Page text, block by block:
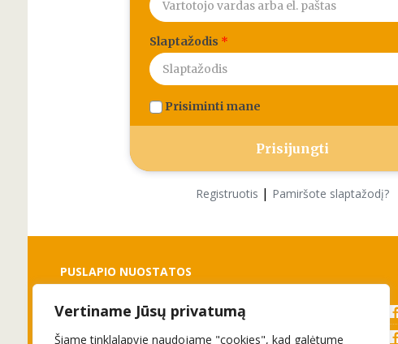
Vertiname Jūsų privatumą
Šiame tinklalapyje naudojame "cookies", kad galėtume
Slaptažodis *
Prisiminti mane
Registruotis | Pamiršote slaptažodį?
PUSLAPIO NUOSTATOS
Slapukai
Privatumo politika